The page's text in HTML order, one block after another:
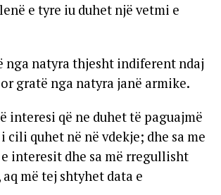
e tyre iu duhet një vetmi e
nga natyra thjesht indiferent ndaj
gratë nga natyra janë armike.
interesi që ne duhet të paguajmë
quhet në në vdekje; dhe sa me
interesit dhe sa më rregullisht
më tej shtyhet data e